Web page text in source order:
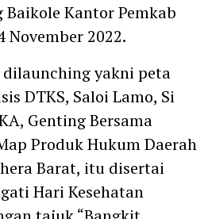
Baikole Kantor Pemkab
November 2022.
yakni peta
DTKS, Saloi Lamo, Si
Genting Bersama
Produk Hukum Daerah
Barat, itu disertai
Hari Kesehatan